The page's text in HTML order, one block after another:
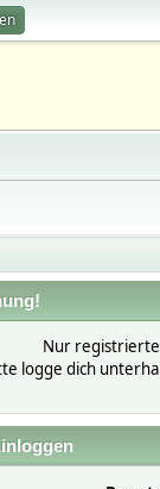
Nur
logge dich